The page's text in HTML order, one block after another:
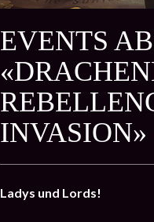
EVENTS
INVASION»
Ladys und Lords!